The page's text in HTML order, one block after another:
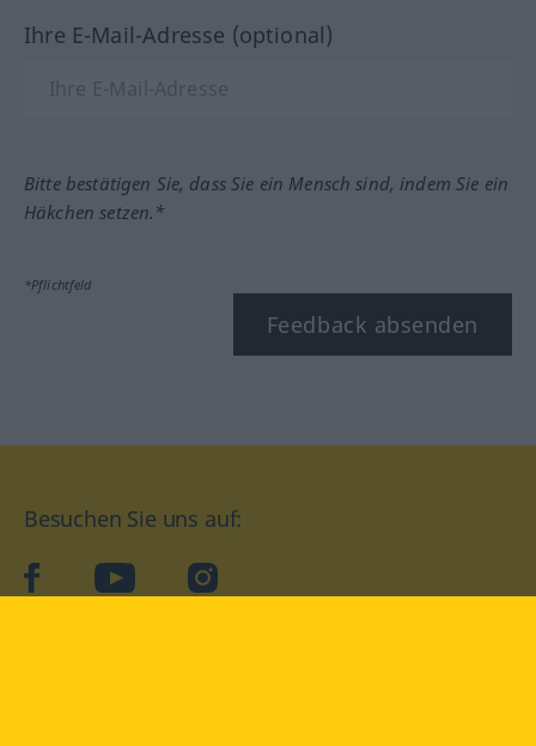
Ihre E-Mail-Adresse (optional)
Bitte bestätigen Sie, dass Sie ein Mensch sind, indem Sie ein
Häkchen setzen.*
*Pflichtfeld
Feedback absenden
Besuchen Sie uns auf:
facebookYouTube Instagram